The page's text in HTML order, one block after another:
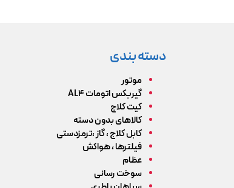
دسته بندی
موتور
گیربکس اتومات AL4
کیت کلاج
کالاهای بدون دسته
کابل کلاج ، گاز ،ترمزدستی
فیلترها ، هواکش
عظام
سوخت رسانی